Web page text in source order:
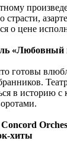
о цене
«Любовный
готовы
в историю с
хиты